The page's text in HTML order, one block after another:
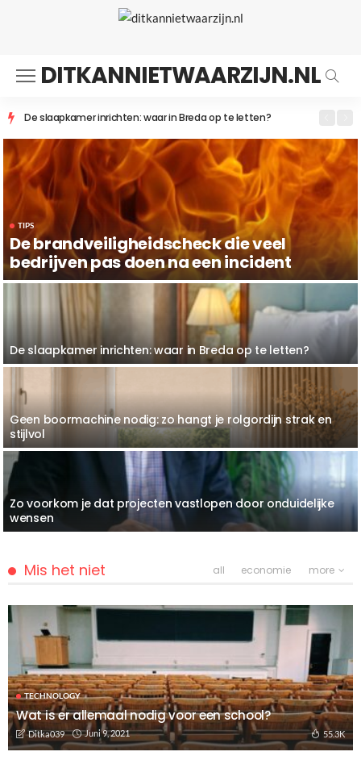
DITKANNIETWAARZIJN.NL
De slaapkamer inrichten: waar in Breda op te letten?
TIPS
De brandveiligheidscheck die veel
bedrijven pas doen na een incident
De slaapkamer inrichten: waar in Breda op te letten?
Geen boormachine nodig: zo hangt je rolgordijn strak en
stijlvol
Zo voorkom je dat projecten vastlopen door onduidelijke
wensen
Mis het niet all economie more
TECHNOLOGY
Wat is er allemaal nodig voor een school?
Ditka039 Juni 9, 2021 55.3K